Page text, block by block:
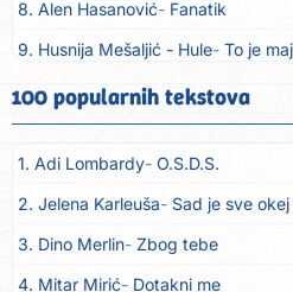
8. Alen Hasanović Fanatik
9. Husnija Mešaljić - Hule To je
10. In Vivo Brunello
11. Senad Nikočević Niki Plavljani
12. Emir Brunčević Buket cveća
13. Emir Brunčević Ali, Ali
14. Darko Lazić Pismo 2
100 popularnih tekstova
1. Adi Lombardy O.S.D.S.
2. Jelena Karleuša Sad je sve okej
3. Dino Merlin Zbog tebe
4. Mitar Mirić Dotakni me